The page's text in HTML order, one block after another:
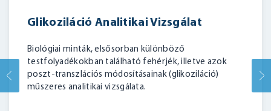
BELÉPÉS
Glikoziláció Analitikai Vizsgálat
Biológiai minták, elsősorban különböző
testfolyadékokban található fehérjék, illetve azok
poszt-transzlációs módosításainak (glikoziláció)
műszeres analitikai vizsgálata.